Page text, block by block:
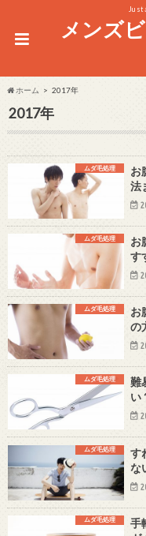
Just
メンズ
ホーム 2017年
2017年
ムダ毛処理
お
法
ムダ毛処理
お
す
ムダ毛処理
お
の
ムダ毛処理
難
い
ムダ毛処理
す
な
ムダ毛処理
手